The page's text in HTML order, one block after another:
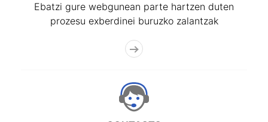
Ebatzi gure webgunean parte hartzen duten
prozesu exberdinei buruzko zalantzak